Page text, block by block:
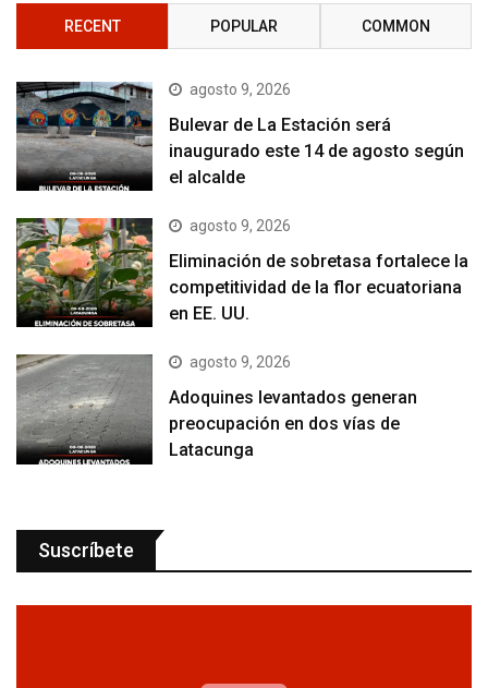
RECENT POPULAR COMMON
agosto 9, 2026
Bulevar de La Estación será
inaugurado este 14 de agosto según
el alcalde
agosto 9, 2026
Eliminación de sobretasa fortalece la
competitividad de la flor ecuatoriana
en EE. UU.
agosto 9, 2026
Adoquines levantados generan
preocupación en dos vías de
Latacunga
Suscríbete